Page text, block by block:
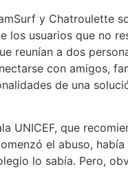
y Chatroulette
los usuarios que no
reunían a dos
con amigos,
de una
UNICEF, que
el abuso,
lo sabía. Pero,